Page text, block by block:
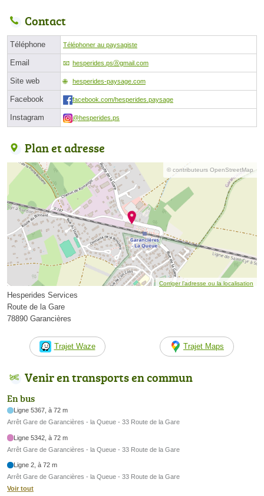
Contact
Téléphone Téléphoner au paysagiste
Email hesperides.psⓐgmail.com
Site web hesperides-paysage.com
Facebook facebook.com/hesperides.paysage
Instagram @hesperides.ps
Plan et adresse
© contributeurs OpenStreetMap
Corriger l’adresse ou la localisation
Hesperides Services
Route de la Gare
78890 Garancières
Trajet Waze Trajet Maps
Venir en transports en commun
En bus
Ligne 5367, à 72 m
Arrêt Gare de Garancières - la Queue - 33 Route de la Gare
Ligne 5342, à 72 m
Arrêt Gare de Garancières - la Queue - 33 Route de la Gare
Ligne 2, à 72 m
Arrêt Gare de Garancières - la Queue - 33 Route de la Gare
Voir tout